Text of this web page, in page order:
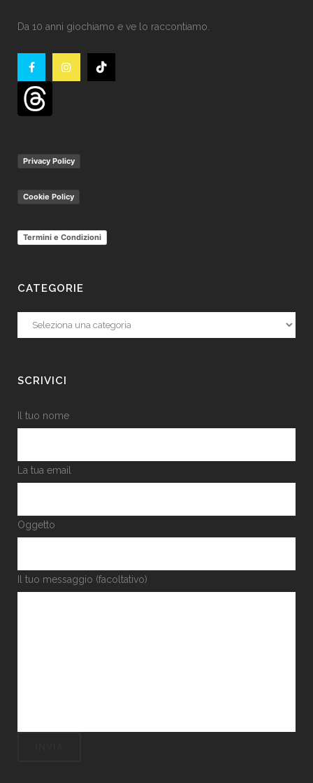
Da 10 anni giochiamo e ve lo raccontiamo.
Privacy Policy
Cookie Policy
Termini e Condizioni
CATEGORIE
Categorie
SCRIVICI
Il tuo nome
La tua email
Oggetto
Il tuo messaggio (facoltativo)